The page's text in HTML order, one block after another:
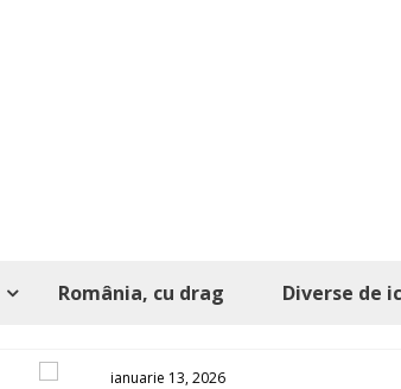
România, cu drag Diverse de
ianuarie 13, 2026